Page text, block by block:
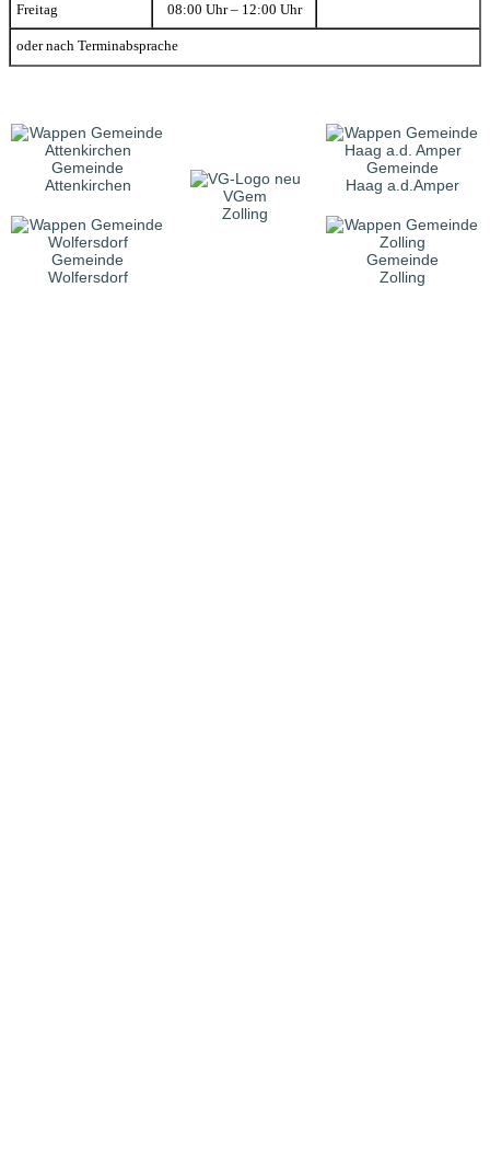
Freitag 08:00 Uhr – 12:00 Uhr
oder nach Terminabsprache
Gemeinde
Attenkirchen
VGem
Zolling
Gemeinde
Haag a.d.Amper
Gemeinde
Wolfersdorf
Gemeinde
Zolling